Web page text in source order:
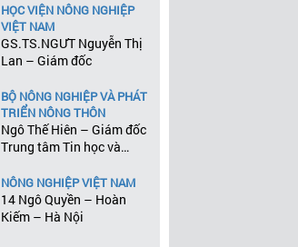
HỌC VIỆN NÔNG NGHIỆP
VIỆT NAM
GS.TS.NGƯT Nguyễn Thị
Lan – Giám đốc
BỘ NÔNG NGHIỆP VÀ PHÁT
TRIỂN NÔNG THÔN
Ngô Thế Hiên – Giám đốc
Trung tâm Tin học và
NÔNG NGHIỆP VIỆT NAM
14 Ngô Quyền – Hoàn
Kiếm – Hà Nội